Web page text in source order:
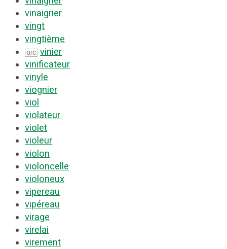
vinaigrier
vingt
vingtième
Q/C
vinier
vinificateur
vinyle
viognier
viol
violateur
violet
violeur
violon
violoncelle
violoneux
vipereau
vipéreau
virage
virelai
virement